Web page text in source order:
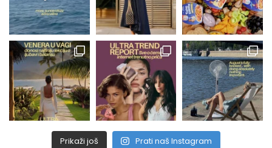
Prikaži još Prati naš Instagram